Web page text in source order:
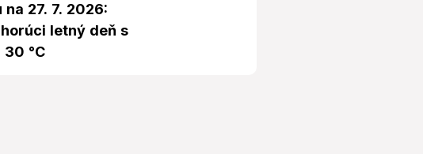
27. 7. 2026:
letný deň s
°C